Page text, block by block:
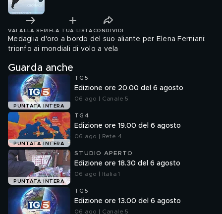
VAI ALLA SERIE LA TUA LISTA CONDIVIDI
Medaglia d'oro a bordo del suo aliante per Elena Ferniani:
trionfo ai mondiali di volo a vela
Guarda anche
PUNTATA INTERA
TG5
Edizione ore 20.00 del 6 agosto
06 ago | Canale 5
PUNTATA INTERA
TG4
Edizione ore 19.00 del 6 agosto
06 ago | Rete 4
PUNTATA INTERA
STUDIO APERTO
Edizione ore 18.30 del 6 agosto
06 ago | Italia 1
TG5
Edizione ore 13.00 del 6 agosto
06 ago | Canale 5